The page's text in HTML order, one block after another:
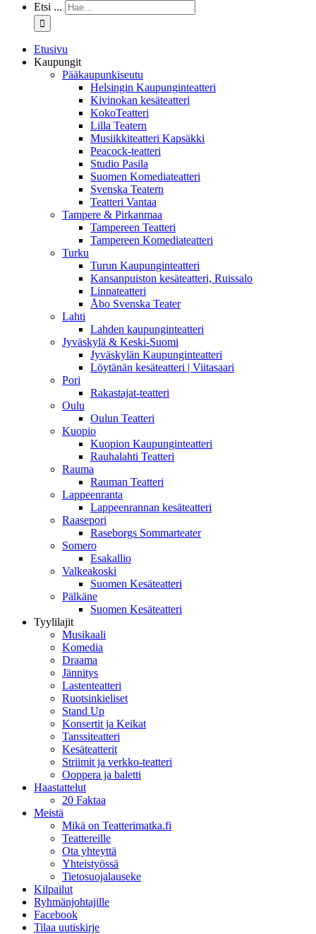
Etsi ...
Etusivu
Kaupungit
Pääkaupunkiseutu
Helsingin Kaupunginteatteri
Kivinokan kesäteatteri
KokoTeatteri
Lilla Teatern
Musiikkiteatteri Kapsäkki
Peacock-teatteri
Studio Pasila
Suomen Komediateatteri
Svenska Teatern
Teatteri Vantaa
Tampere & Pirkanmaa
Tampereen Teatteri
Tampereen Komediateatteri
Turku
Turun Kaupunginteatteri
Kansanpuiston kesäteatteri, Ruissalo
Linnateatteri
Åbo Svenska Teater
Lahti
Lahden kaupunginteatteri
Jyväskylä & Keski-Suomi
Jyväskylän Kaupunginteatteri
Löytänän kesäteatteri | Viitasaari
Pori
Rakastajat-teatteri
Oulu
Oulun Teatteri
Kuopio
Kuopion Kaupunginteatteri
Rauhalahti Teatteri
Rauma
Rauman Teatteri
Lappeenranta
Lappeenrannan kesäteatteri
Raasepori
Raseborgs Sommarteater
Somero
Esakallio
Valkeakoski
Suomen Kesäteatteri
Pälkäne
Suomen Kesäteatteri
Tyylilajit
Musikaali
Komedia
Draama
Jännitys
Lastenteatteri
Ruotsinkieliset
Stand Up
Konsertit ja Keikat
Tanssiteatteri
Kesäteatterit
Striimit ja verkko-teatteri
Ooppera ja baletti
Haastattelut
20 Faktaa
Meistä
Mikä on Teatterimatka.fi
Teattereille
Ota yhteyttä
Yhteistyössä
Tietosuojalauseke
Kilpailut
Ryhmänjohtajille
Facebook
Tilaa uutiskirje